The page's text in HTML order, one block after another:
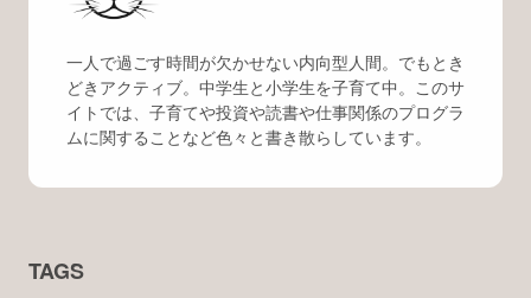
一人で過ごす時間が欠かせない内向型人間。でもとき
どきアクティブ。中学生と小学生を子育て中。このサ
イトでは、子育てや投資や読書や仕事関係のプログラ
ムに関することなど色々と書き散らしています。
TAGS